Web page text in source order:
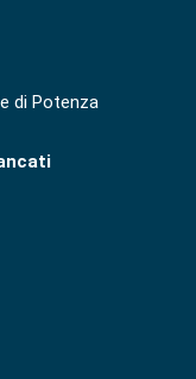
di Potenza